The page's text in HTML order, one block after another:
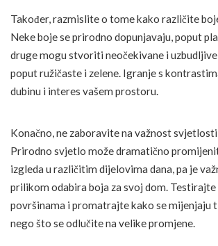
Također, razmislite o tome kako različite
Neke boje se prirodno dopunjavaju, poput
druge mogu stvoriti neočekivane i
poput ružičaste i zelene. Igranje s
dubinu i interes vašem prostoru.
Konačno, ne zaboravite na važnost
Prirodno svjetlo može dramatično
izgleda u različitim dijelovima dana, pa je
prilikom odabira boja za svoj dom. Testirajte
površinama i promatrajte kako se mijenjaju
nego što se odlučite na velike promjene.